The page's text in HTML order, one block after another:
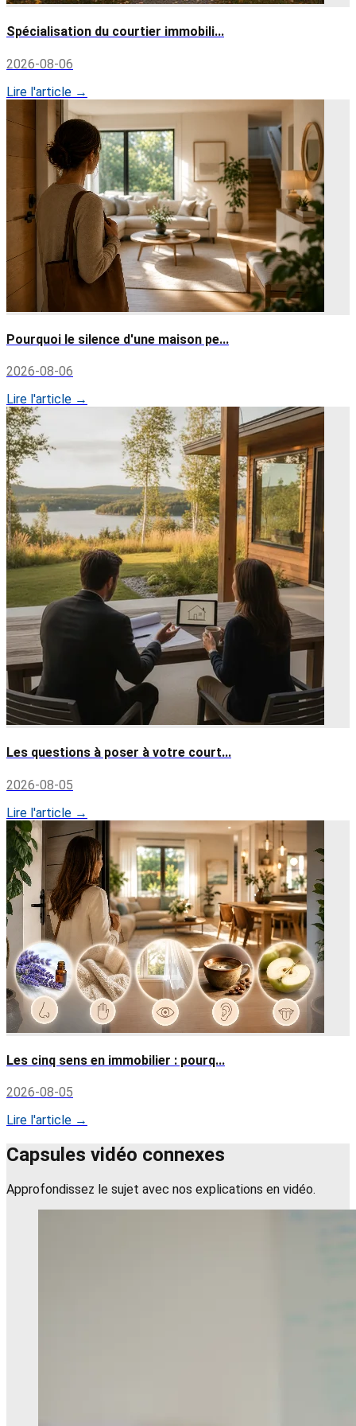
Spécialisation du courtier immobili...
2026-08-06
Lire l'article →
Pourquoi le silence d'une maison pe...
2026-08-06
Lire l'article →
Les questions à poser à votre court...
2026-08-05
Lire l'article →
Les cinq sens en immobilier : pourq...
2026-08-05
Lire l'article →
Capsules vidéo connexes
Approfondissez le sujet avec nos explications en vidéo.